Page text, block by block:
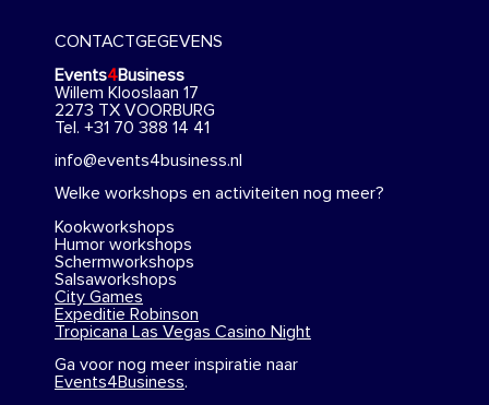
CONTACTGEGEVENS
Events4Business
Willem Klooslaan 17
2273 TX VOORBURG
Tel. +31 70 388 14 41
info@events4business.nl
Welke workshops en activiteiten nog meer?
Kookworkshops
Humor workshops
Schermworkshops
Salsaworkshops
City Games
Expeditie Robinson
Tropicana Las Vegas Casino Night
Ga voor nog meer inspiratie naar
Events4Business.